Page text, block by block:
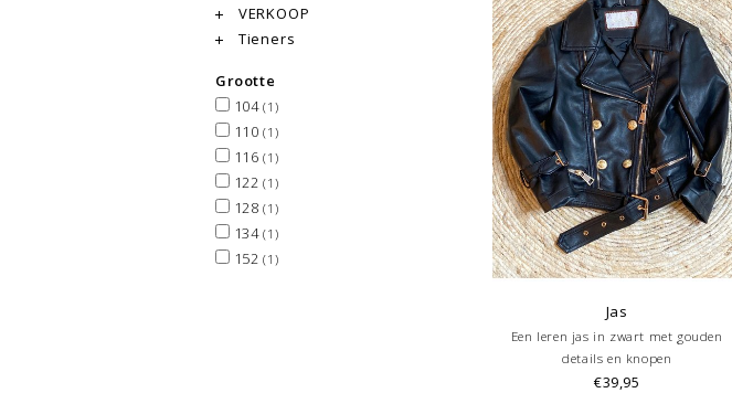
VERKOOP
Tieners
Grootte
104(1)
110 (1)
116 (1)
122 (1)
128 (1)
134(1)
152 (1)
Jas
Een leren jas in zwart met gouden
details en knopen
€39,95